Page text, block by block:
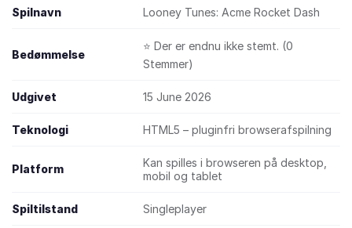
Spilnavn Looney Tunes: Acme Rocket Dash
Bedømmelse
⭐ Der er endnu ikke stemt. (0
Stemmer)
Udgivet 15 June 2026
Teknologi HTML5 – pluginfri browserafspilning
Platform
Kan spilles i browseren på desktop,
mobil og tablet
Spiltilstand Singleplayer